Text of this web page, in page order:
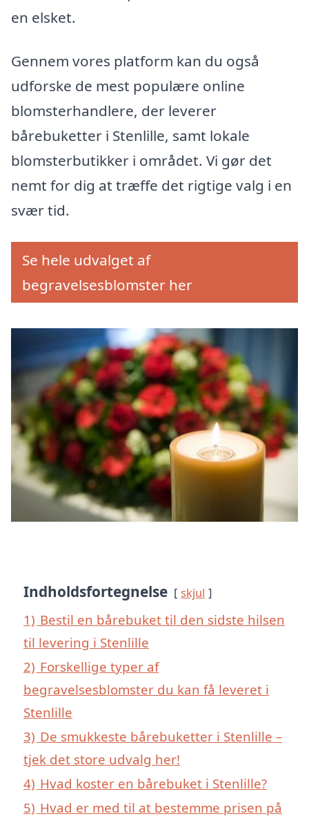
en elsket.
Gennem vores platform kan du også
udforske de mest populære online
blomsterhandlere, der leverer
bårebuketter i Stenlille, samt lokale
blomsterbutikker i området. Vi gør det
nemt for dig at træffe det rigtige valg i en
svær tid.
Se hele udvalget af
begravelsesblomster her
Indholdsfortegnelse skjul
1) Bestil en bårebuket til den sidste hilsen
til levering i Stenlille
2) Forskellige typer af
begravelsesblomster du kan få leveret i
Stenlille
3) De smukkeste bårebuketter i Stenlille –
tjek det store udvalg her!
4) Hvad koster en bårebuket i Stenlille?
5) Hvad er med til at bestemme prisen på